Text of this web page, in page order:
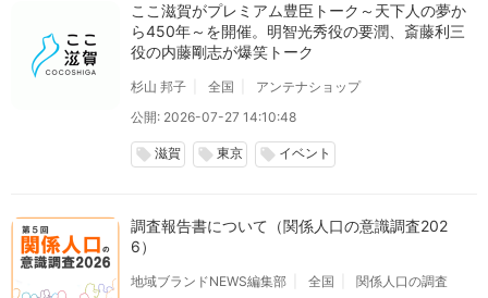
ここ滋賀がプレミアム豊臣トーク～天下人の夢か
ら450年～を開催。明智光秀役の要潤、斎藤利三
役の内藤剛志が爆笑トーク
杉山 邦子 全国
アンテナショップ
公開: 2026-07-27 14:10:48
local_offer 滋賀 local_offer 東京 local_offer イベント
調査報告書について（関係人口の意識調査202
6）
地域ブランドNEWS編集部 全国
関係人口の調査